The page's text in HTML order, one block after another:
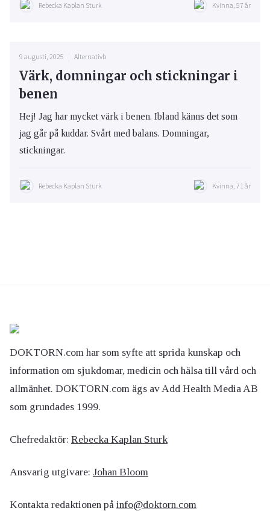
Rebecka Kaplan Sturk Kvinna, 57 år
9 augusti, 2025 Alternativb
Värk, domningar och stickningar i
benen
Hej! Jag har mycket värk i benen. Ibland känns det som
jag går på kuddar. Svårt med balans. Domningar,
stickningar.
Rebecka Kaplan Sturk Kvinna, 71 år
DOKTORN.com har som syfte att sprida kunskap och
information om sjukdomar, medicin och hälsa till vård och
allmänhet. DOKTORN.com ägs av Add Health Media AB
som grundades 1999.
Chefredaktör: Rebecka Kaplan Sturk
Ansvarig utgivare: Johan Bloom
Kontakta redaktionen på info@doktorn.com